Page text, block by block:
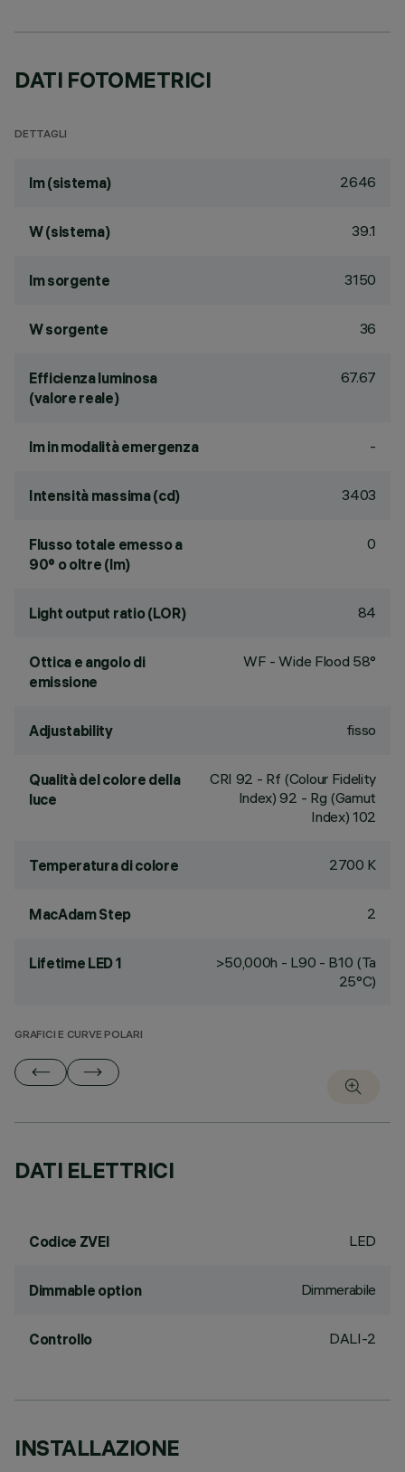
DATI FOTOMETRICI
DETTAGLI
lm (sistema) 2646
W (sistema) 39.1
lm sorgente 3150
W sorgente 36
Efficienza luminosa
(valore reale)
67.67
lm in modalità emergenza -
Intensità massima (cd) 3403
Flusso totale emesso a
90° o oltre (lm)
0
Light output ratio (LOR) 84
Ottica e angolo di
emissione
WF - Wide Flood 58°
Adjustability fisso
Qualità del colore della
luce
CRI 92 - Rf (Colour Fidelity
Index) 92 - Rg (Gamut
Index) 102
Temperatura di colore 2700 K
MacAdam Step 2
Lifetime LED 1
>50,000h - L90 - B10 (Ta
25°C)
GRAFICI E CURVE POLARI
DATI ELETTRICI
Codice ZVEI LED
Dimmable option Dimmerabile
Controllo DALI-2
INSTALLAZIONE